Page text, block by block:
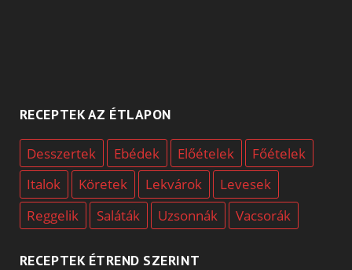
RECEPTEK AZ ÉTLAPON
Desszertek Ebédek Előételek
Főételek
Italok
Köretek Lekvárok
Levesek
Reggelik
Saláták Uzsonnák Vacsorák
RECEPTEK ÉTREND SZERINT